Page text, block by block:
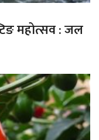
महोत्सव : जल